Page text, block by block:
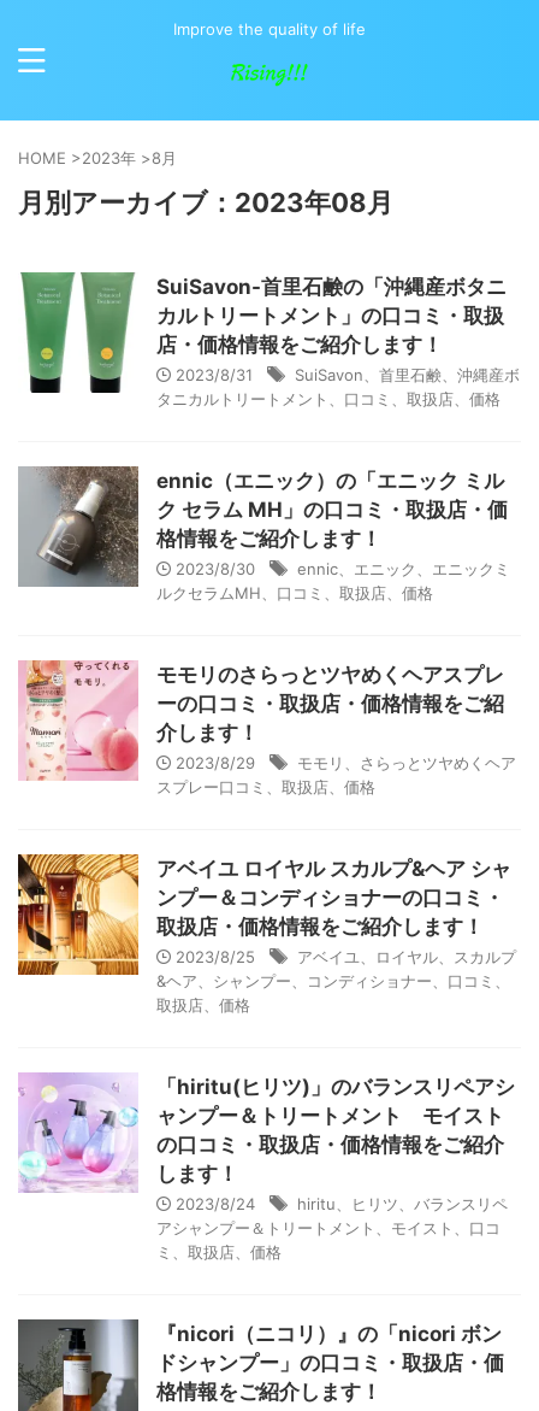
Improve the quality of life
HOME >2023年 >8月
月別アーカイブ：2023年08月
SuiSavon-首里石鹸の「沖縄産ボタニ
カルトリートメント」の口コミ・取扱
店・価格情報をご紹介します！
2023/8/31
SuiSavon、首里石鹸、沖縄産ボ
タニカルトリートメント、口コミ、取扱店、価格
ennic（エニック）の「エニック ミル
ク セラム MH」の口コミ・取扱店・価
格情報をご紹介します！
2023/8/30
ennic、エニック、エニックミ
ルクセラムMH、口コミ、取扱店、価格
モモリのさらっとツヤめくヘアスプレ
ーの口コミ・取扱店・価格情報をご紹
介します！
2023/8/29
モモリ、さらっとツヤめくヘア
スプレー口コミ、取扱店、価格
アベイユ ロイヤル スカルプ&ヘア シャ
ンプー＆コンディショナーの口コミ・
取扱店・価格情報をご紹介します！
2023/8/25
アベイユ、ロイヤル、スカルプ
&ヘア、シャンプー、コンディショナー、口コミ、
取扱店、価格
「hiritu(ヒリツ)」のバランスリペアシ
ャンプー＆トリートメント モイスト
の口コミ・取扱店・価格情報をご紹介
します！
2023/8/24
hiritu、ヒリツ、バランスリペ
アシャンプー＆トリートメント、モイスト、口コ
ミ、取扱店、価格
『nicori（ニコリ）』の「nicori ボン
ドシャンプー」の口コミ・取扱店・価
格情報をご紹介します！